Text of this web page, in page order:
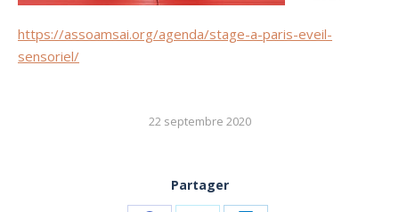
https://assoamsai.org/agenda/stage-a-paris-eveil-
sensoriel/
22 septembre 2020
Partager